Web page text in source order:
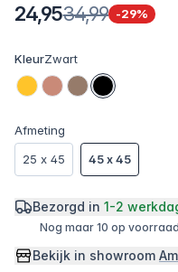
24,9534,99 -29%
KleurZwart
Afmeting
25 x 45
45 x 45
Bezorgd in 1-2
Nog maar 10 op
Bekijk in showroom